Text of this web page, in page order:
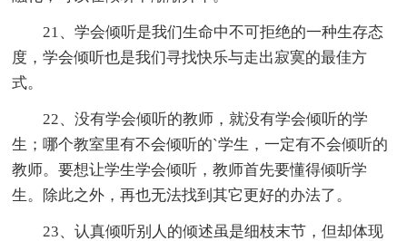
21、学会倾听是我们生命中不可拒绝的一种生存态
度，学会倾听也是我们寻找快乐与走出寂寞的最佳方
式。
22、没有学会倾听的教师，就没有学会倾听的学
生；哪个教室里有不会倾听的`学生，一定有不会倾听的
教师。要想让学生学会倾听，教师首先要懂得倾听学
生。除此之外，再也无法找到其它更好的办法了。
23、认真倾听别人的倾述虽是细枝末节，但却体现